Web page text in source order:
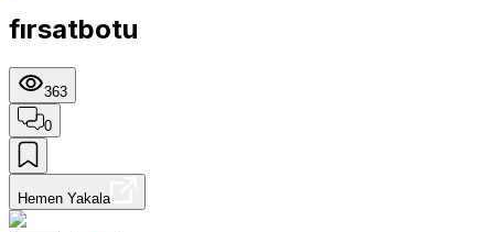
fırsatbotu
363
0
Hemen Yakala